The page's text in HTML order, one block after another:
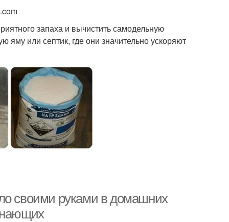
запаха и вычистить самодельную
яму или септик, где они значительно ускоряют
своими руками в домашних